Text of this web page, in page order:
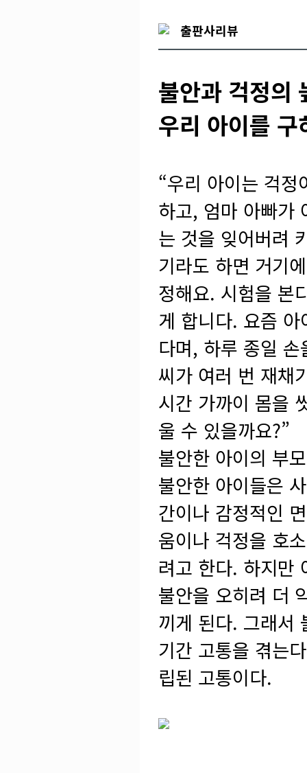
출판사리뷰
불안과 걱정의
우리 아이를
“우리 아이는 걱
하고, 엄마 아빠가
는 것을 잊어버려
기라도 하면 거기
정해요. 시험을 본
게 합니다. 요즘
다며, 하루 종일
씨가 여러 번 재채
시간 가까이 몸을
울 수 있을까요?”
불안한 아이의 부
불안한 아이들은
간이나 감정적인
움이나 걱정을 호
려고 한다. 하지만
불안을 오히려 더
끼게 된다. 그래서
기간 고통을 겪는
립된 고통이다.